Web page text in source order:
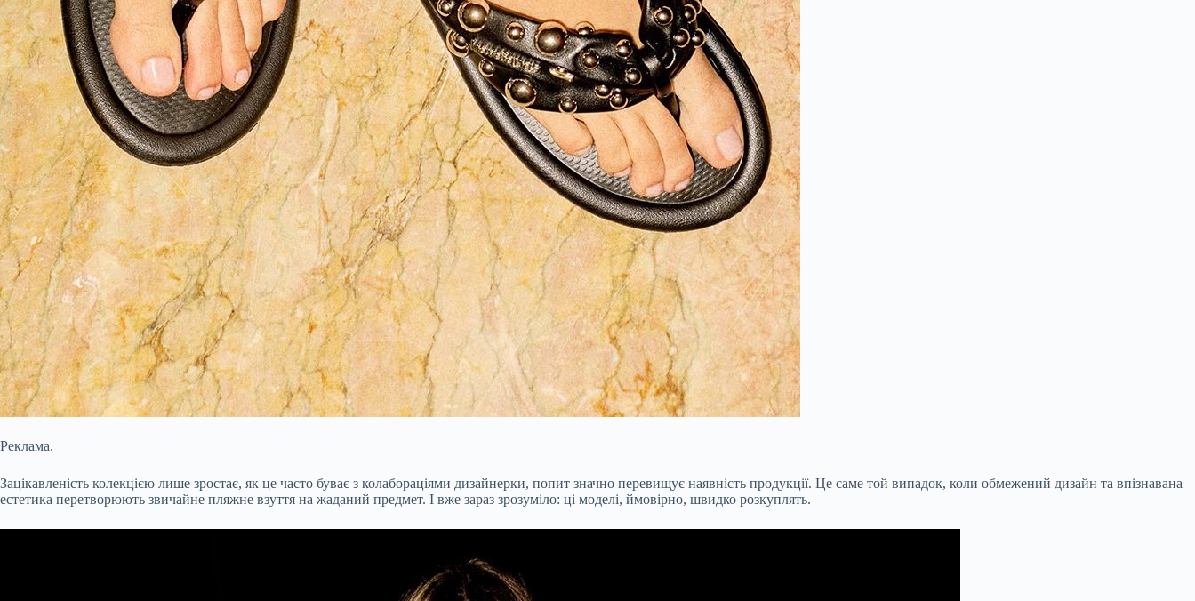
Реклама.
Зацікавленість колекцією лише зростає, як це часто буває з колабораціями дизайнерки, попит значно перевищує наявність продукції. Це саме той випадок, коли обмежений дизайн та впізнавана
естетика перетворюють звичайне пляжне взуття на жаданий предмет. І вже зараз зрозуміло: ці моделі, ймовірно, швидко розкуплять.